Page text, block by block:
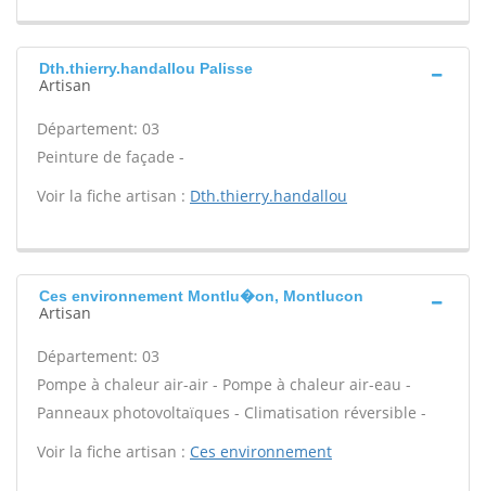
Dth.thierry.handallou Palisse
Artisan
Département: 03
Peinture de façade -
Voir la fiche artisan : Dth.thierry.handallou
Ces environnement Montlu�on, Montlucon
Artisan
Département: 03
Pompe à chaleur air-air - Pompe à chaleur air-eau -
Panneaux photovoltaïques - Climatisation réversible -
Voir la fiche artisan : Ces environnement